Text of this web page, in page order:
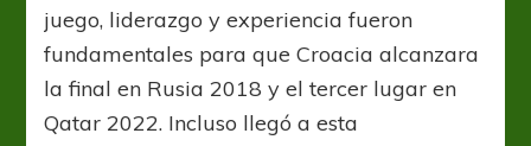
juego, liderazgo y experiencia fueron
fundamentales para que Croacia alcanzara
la final en Rusia 2018 y el tercer lugar en
Qatar 2022. Incluso llegó a esta